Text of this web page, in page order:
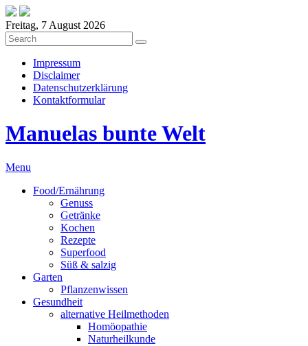
Freitag, 7 August 2026
Impressum
Disclaimer
Datenschutzerklärung
Kontaktformular
Manuelas bunte Welt
Menu
Food/Ernährung
Genuss
Getränke
Kochen
Rezepte
Superfood
Süß & salzig
Garten
Pflanzenwissen
Gesundheit
alternative Heilmethoden
Homöopathie
Naturheilkunde